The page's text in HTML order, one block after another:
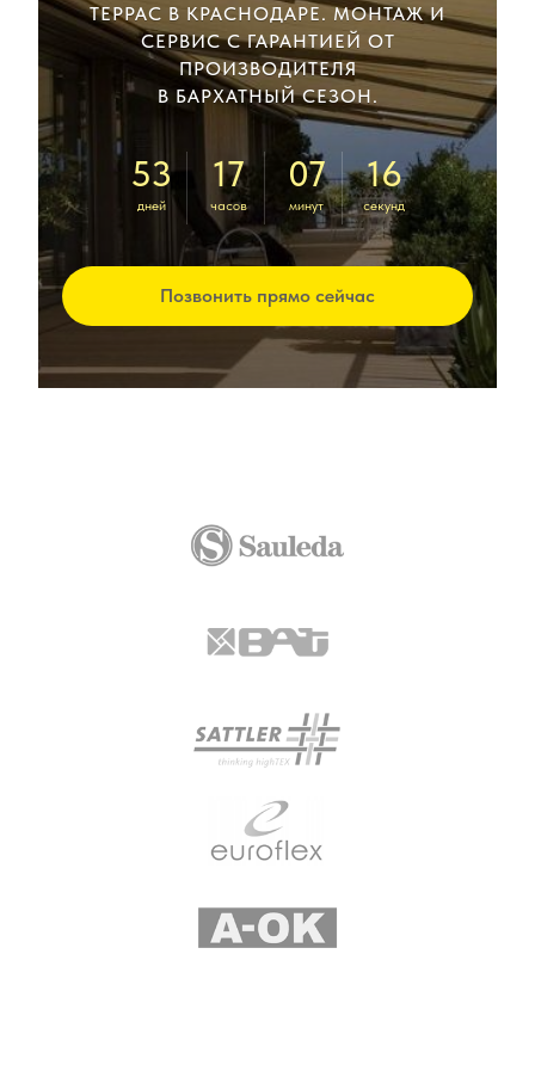
ТЕРРАС В КРАСНОДАРЕ. МОНТАЖ И
СЕРВИС С ГАРАНТИЕЙ ОТ
ПРОИЗВОДИТЕЛЯ
В БАРХАТНЫЙ СЕЗОН.
53
дней
17
часов
07
минут
15
секунд
Позвонить прямо сейчас